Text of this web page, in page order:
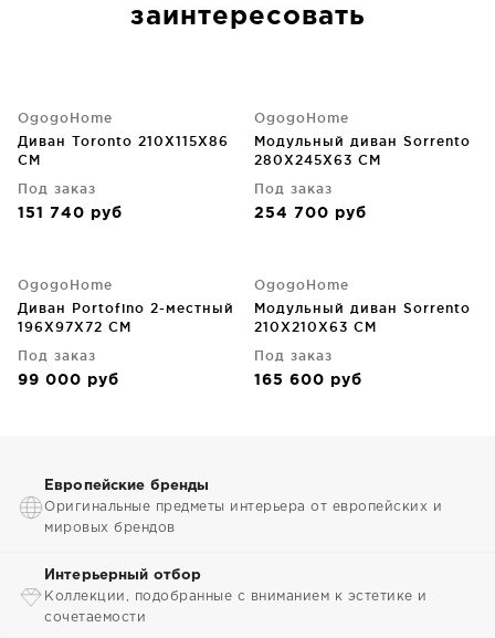
заинтересовать
OgogoHome
Диван Toronto 210X115X86
CM
Под заказ
151 740 руб
OgogoHome
Модульный диван Sorrento
280X245X63 CM
Под заказ
254 700 руб
OgogoHome
Диван Portofino 2-местный
196X97X72 CM
Под заказ
99 000 руб
OgogoHome
Модульный диван Sorrento
210X210X63 CM
Под заказ
165 600 руб
Европейские бренды
Оригинальные предметы интерьера от европейских и
мировых брендов
Интерьерный отбор
Коллекции, подобранные с вниманием к эстетике и
сочетаемости